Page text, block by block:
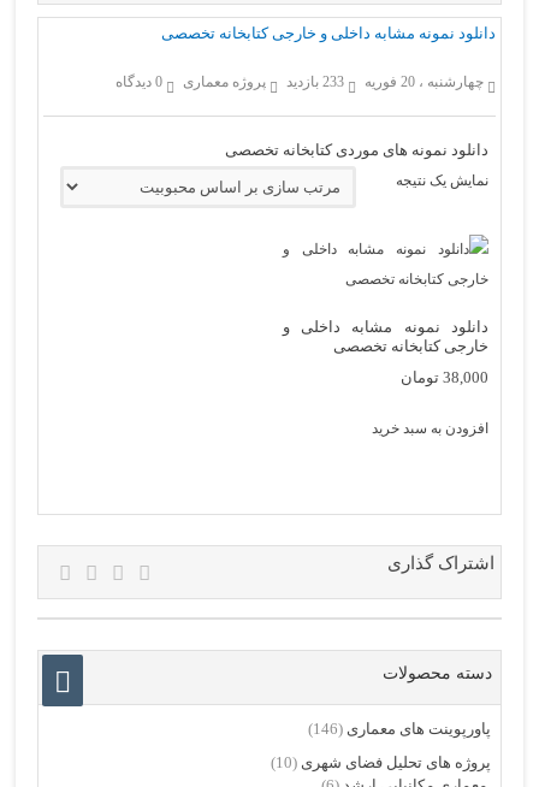
دانلود نمونه مشابه داخلی و خارجی کتابخانه تخصصی
چهارشنبه ، 20 فوریه 233 بازدید پروژه معماری 0 دیدگاه
دانلود نمونه های موردی کتابخانه تخصصی
نمایش یک نتیجه
دانلود نمونه مشابه داخلی و
خارجی کتابخانه تخصصی
38,000 تومان
افزودن به سبد خرید
اشتراک گذاری
دسته محصولات
پاورپوینت های معماری (146)
پروژه های تحلیل فضای شهری (10)